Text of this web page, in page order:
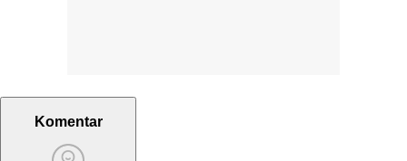
Komentar